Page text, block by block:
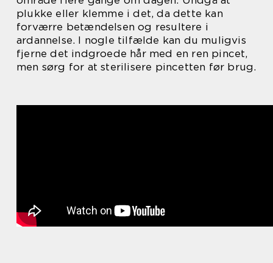
plukke eller klemme i det, da dette kan
forværre betændelsen og resultere i
ardannelse. I nogle tilfælde kan du muligvis
fjerne det indgroede hår med en ren pincet,
men sørg for at sterilisere pincetten før brug.